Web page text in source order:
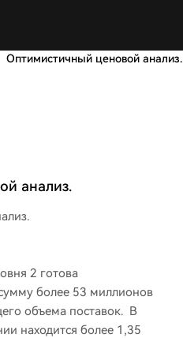
Оптимистичный ценовой анализ.
анализ.
2 готова
более 53 миллионов
объема поставок. В
находится более 1,35